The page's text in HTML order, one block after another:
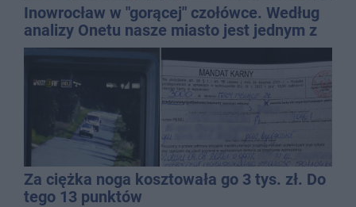
Inowrocław w "gorącej" czołówce. Według
analizy Onetu nasze miasto jest jednym z
najbardziej narażonych na upały
Za ciężka noga kosztowała go 3 tys. zł. Do
tego 13 punktów